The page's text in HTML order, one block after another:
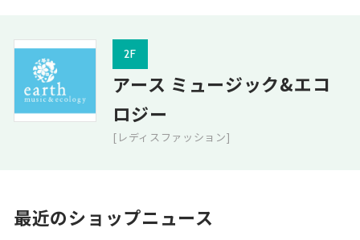
2F
アース ミュージック&エコ
ロジー
[レディスファッション]
最近のショップニュース